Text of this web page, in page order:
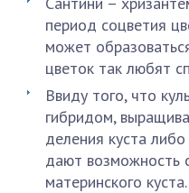
период соцветия
может
цветок так любят
Ввиду того, что
гибридом,
деления куста
дают возможность
материнского куста.